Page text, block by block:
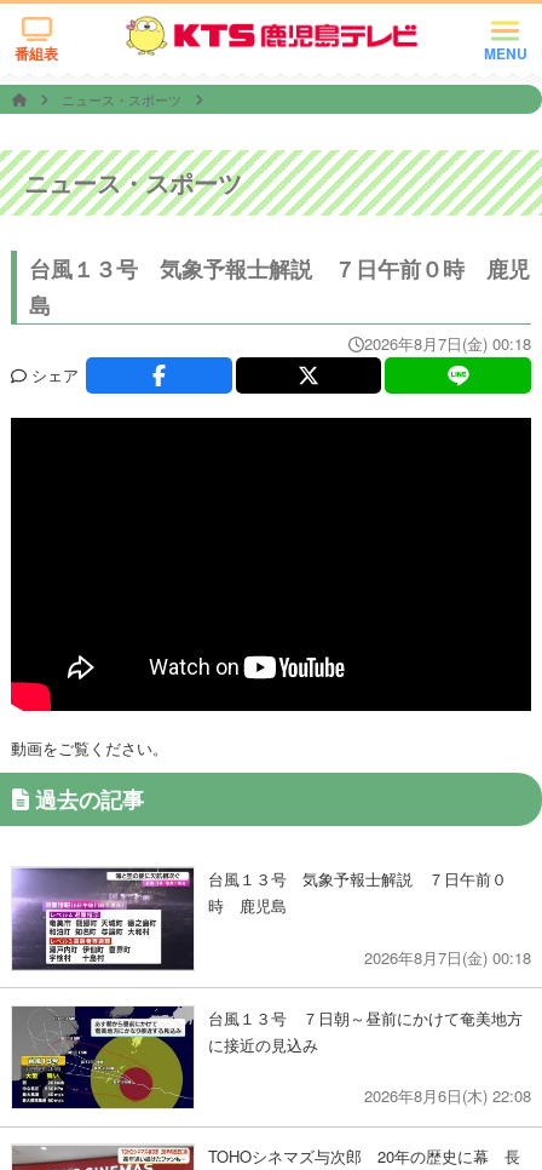
MENU
番組表
ニュース・スポーツ
ニュース・スポーツ
台風１３号 気象予報士解説 ７日午前０時 鹿児
島
2026年8月7日(金) 00:18
シェア
動画をご覧ください。
過去の記事
台風１３号 気象予報士解説 ７日午前０
時 鹿児島
2026年8月7日(金) 00:18
台風１３号 ７日朝～昼前にかけて奄美地方
に接近の見込み
2026年8月6日(木) 22:08
TOHOシネマズ与次郎 20年の歴史に幕 長